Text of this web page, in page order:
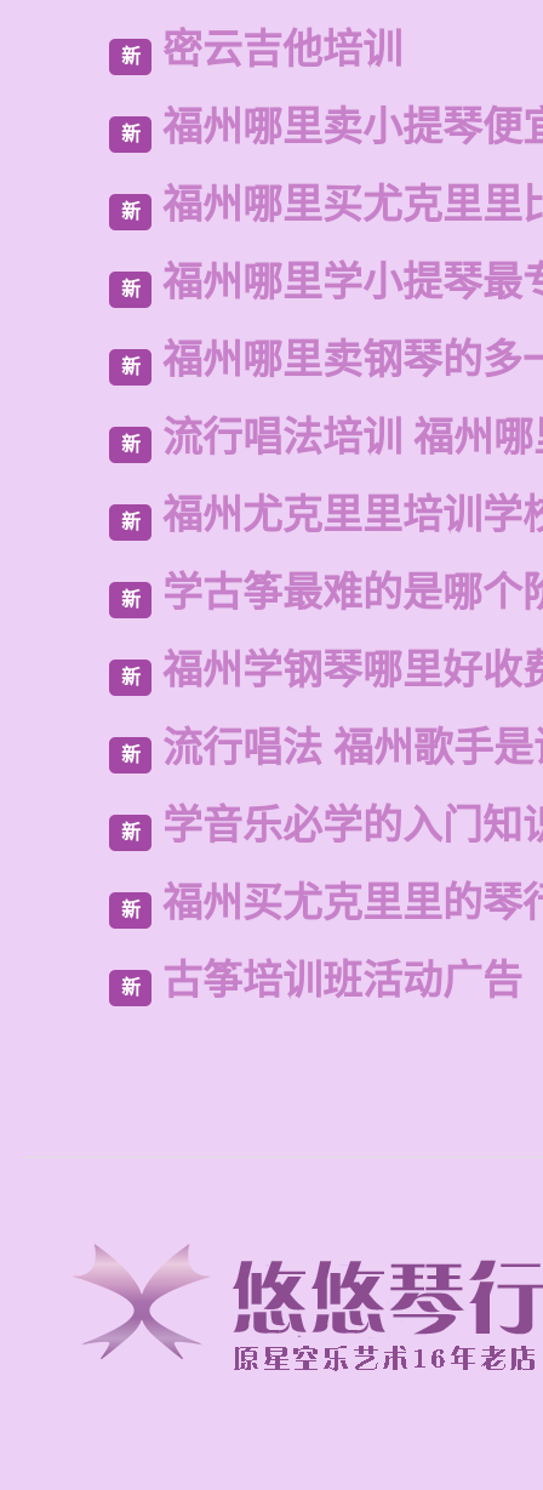
新 密云吉他培训
新 福州哪里卖小提琴便
新 福州哪里买尤克里里
新 福州哪里学小提琴最
新 福州哪里卖钢琴的多
新 流行唱法培训 福州
新 福州尤克里里培训学
新 学古筝最难的是哪个
新 福州学钢琴哪里好收
新 流行唱法 福州歌手
新 学音乐必学的入门知
新 福州买尤克里里的琴
新 古筝培训班活动广告